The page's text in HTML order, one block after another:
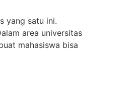
yang satu ini.
area universitas
mahasiswa bisa